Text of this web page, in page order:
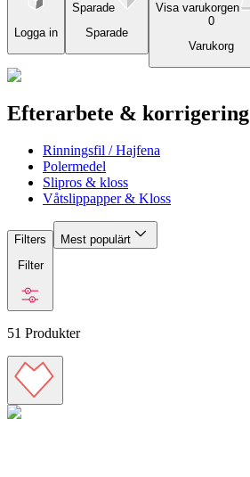
Logga in
Sparade
Sparade
Visa varukorgen
0
Varukorg
Efterarbete & korrigering
Rinningsfil / Hajfena
Polermedel
Slipros & kloss
Våtslippapper & Kloss
Filters
Filter
Mest populärt
51 Produkter